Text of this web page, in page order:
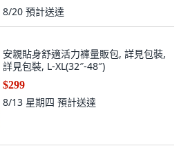
8/20 預計送達
安親貼身舒適活力褲量販包, 詳見包裝,
詳見包裝, L-XL(32″-48″)
$299
8/13 星期四 預計送達